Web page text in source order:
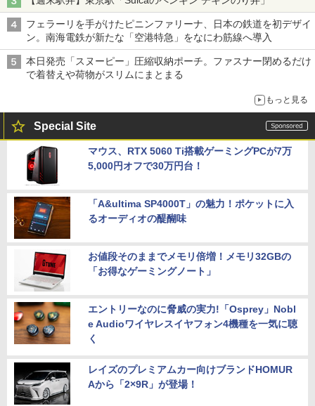
フェラーリを手がけたピニンファリーナ、日本の鉄道を初デザイ
ン。南海電鉄が新たな「空港特急」をなにわ筋線へ導入
本日発売「スヌーピー」圧縮収納ポーチ。ファスナー閉めるだけ
で着替えや荷物がスリムにまとまる
もっと見る
Special Site
マウス、RTX 5060 Ti搭載ゲーミングPCが7万
5,000円オフで30万円台！
「A&ultima SP4000T」の魅力！ポケットに入
るオーディオの醍醐味
お値段そのままでメモリ倍増！メモリ32GBの
「お得なゲーミングノート」
エントリーなのに脅威の実力!「Osprey」Nobl
e Audioワイヤレスイヤフォン4機種を一気に聴
く
レイズのプレミアムカー向けブランドHOMUR
Aから「2×9R」が登場！